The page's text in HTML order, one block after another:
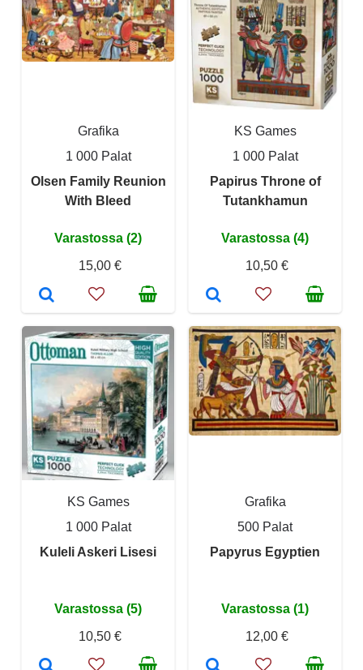
Grafika
1 000 Palat
Olsen Family Reunion
With Bleed
Varastossa (2)
15,00 €
KS Games
1 000 Palat
Papirus Throne of
Tutankhamun
Varastossa (4)
10,50 €
KS Games
1 000 Palat
Kuleli Askeri Lisesi
Varastossa (5)
10,50 €
Grafika
500 Palat
Papyrus Egyptien
Varastossa (1)
12,00 €